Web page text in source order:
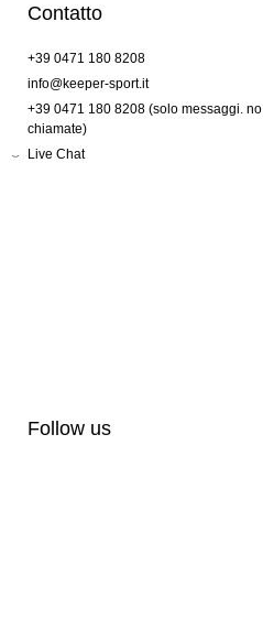
Contatto
+39 0471 180 8208
info@keeper-sport.it
+39 0471 180 8208 (solo messaggi. no
chiamate)
Live Chat
Follow us